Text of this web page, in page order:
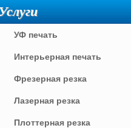
УФ печать
Интерьерная печать
Фрезерная резка
Лазерная резка
Плоттерная резка